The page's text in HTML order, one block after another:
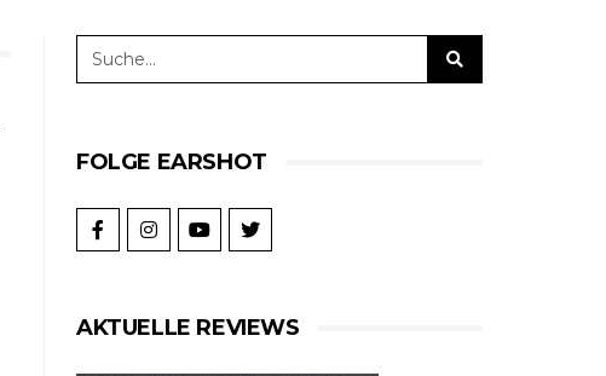
FOLGE EARSHOT
AKTUELLE REVIEWS